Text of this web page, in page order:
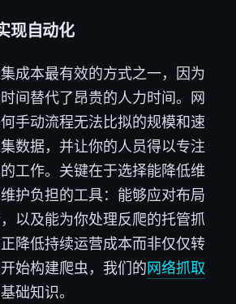
现自动化
成本最有效的方式之一，因为
间替代了昂贵的人力时间。网
手动流程无法比拟的规模和速
数据，并让你的人员得以专注
工作。关键在于选择能降低维
护负担的工具：能够应对布局
以及能为你处理反爬的托管抓
降低持续运营成本而非仅仅转
始构建爬虫，我们的网络抓取
础知识。